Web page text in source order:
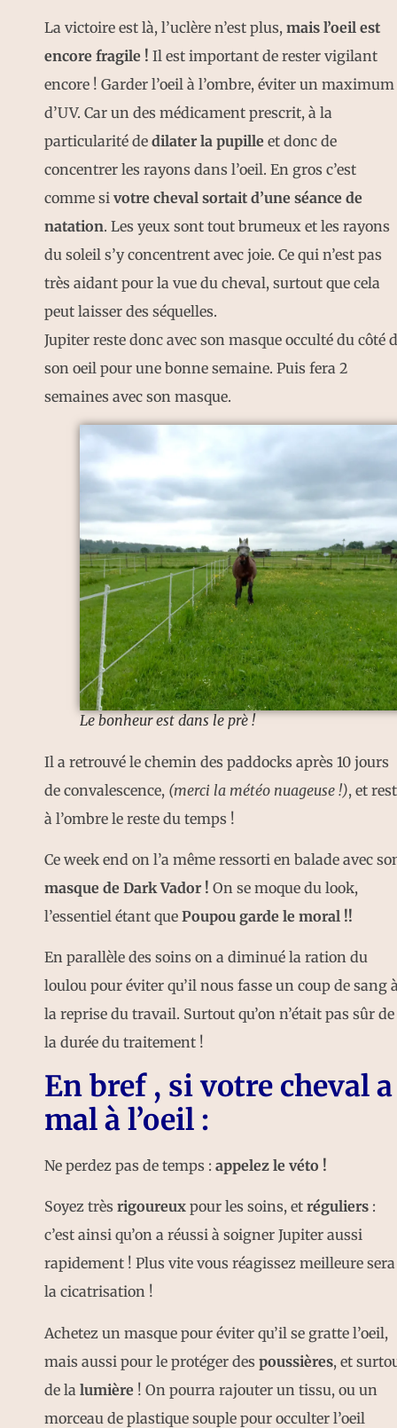
La victoire est là, l’uclère n’est plus, mais l’oeil est
encore fragile ! Il est important de rester vigilant
encore ! Garder l’oeil à l’ombre, éviter un maximum
d’UV. Car un des médicament prescrit, à la
particularité de dilater la pupille et donc de
concentrer les rayons dans l’oeil. En gros c’est
comme si votre cheval sortait d’une séance de
natation. Les yeux sont tout brumeux et les rayons
du soleil s’y concentrent avec joie. Ce qui n’est pas
très aidant pour la vue du cheval, surtout que cela
peut laisser des séquelles.
Jupiter reste donc avec son masque occulté du côté
son oeil pour une bonne semaine. Puis fera 2
semaines avec son masque.
Le bonheur est dans le prè !
Il a retrouvé le chemin des paddocks après 10 jours
de convalescence, (merci la météo nuageuse !), et
à l’ombre le reste du temps !
Ce week end on l’a même ressorti en balade avec
masque de Dark Vador ! On se moque du look,
l’essentiel étant que Poupou garde le moral !!
En parallèle des soins on a diminué la ration du
loulou pour éviter qu’il nous fasse un coup de sang
la reprise du travail. Surtout qu’on n’était pas sûr de
la durée du traitement !
En bref , si votre cheval a
mal à l’oeil :
Ne perdez pas de temps : appelez le véto !
Soyez très rigoureux pour les soins, et réguliers :
c’est ainsi qu’on a réussi à soigner Jupiter aussi
rapidement ! Plus vite vous réagissez meilleure sera
la cicatrisation !
Achetez un masque pour éviter qu’il se gratte l’oeil,
mais aussi pour le protéger des poussières, et
de la lumière ! On pourra rajouter un tissu, ou un
morceau de plastique souple pour occulter l’oeil